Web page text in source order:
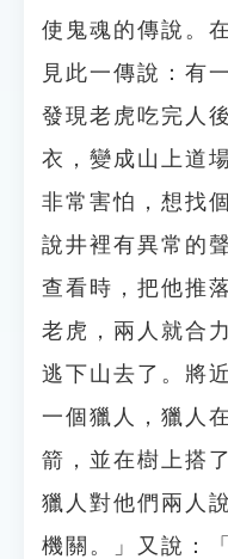
使鬼魂的傳說。
見此一傳說：有
發現老虎吃完人
衣，變成山上道
非常害怕，想找
說井裡有異常的
查看時，把他推
老虎，兩人就合
逃下山去了。將
一個獵人，獵人
箭，並在樹上搭
獵人對他們兩人
機關。」又說：